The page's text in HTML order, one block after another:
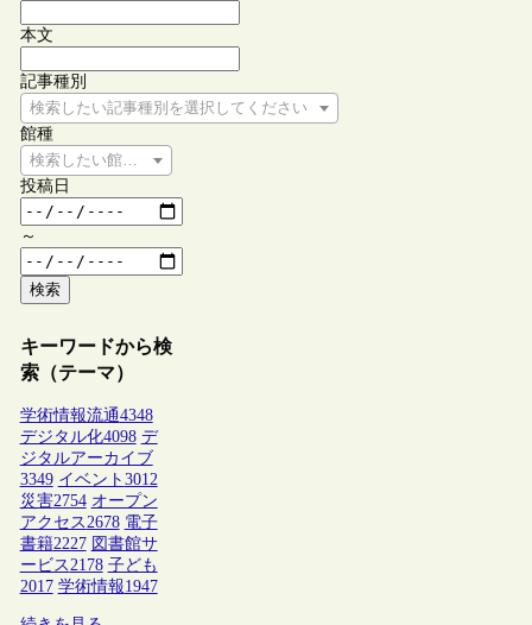
本文
記事種別
検索したい記事種別を選択してください
館種
検索したい館種を選択してください
投稿日
～
検索
キーワードから検
索（テーマ）
学術情報流通4348
デジタル化4098 デ
ジタルアーカイブ
3349 イベント 3012
災害2754 オープン
アクセス2678 電子
書籍2227 図書館サ
ービス2178 子ども
2017 学術情報1947